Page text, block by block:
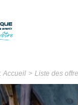
Accueil Liste des